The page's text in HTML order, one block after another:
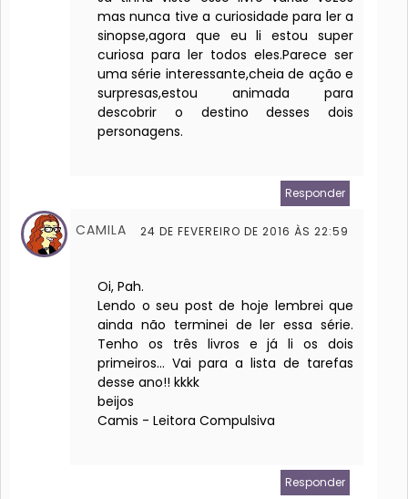
mas nunca tive a curiosidade para ler a
sinopse,agora que eu li estou super
curiosa para ler todos eles.Parece ser
uma série interessante,cheia de ação e
surpresas,estou animada para
descobrir o destino desses dois
personagens.
Responder
CAMILA 24 DE FEVEREIRO DE 2016 ÀS 22:59
Oi, Pah.
Lendo o seu post de hoje lembrei que
ainda não terminei de ler essa série.
Tenho os três livros e já li os dois
primeiros... Vai para a lista de tarefas
desse ano!! kkkk
beijos
Camis - Leitora Compulsiva
Responder